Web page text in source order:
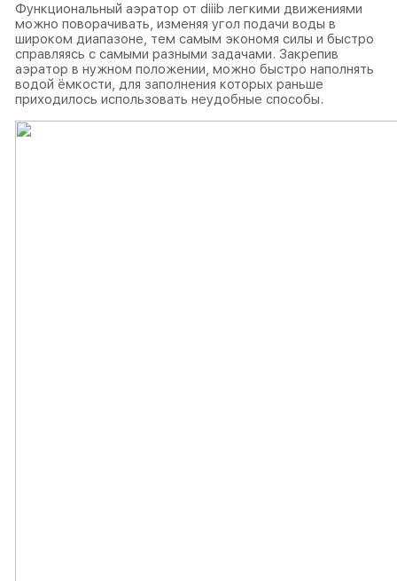
Функциональный аэратор от diiib легкими движениями
можно поворачивать, изменяя угол подачи воды в
широком диапазоне, тем самым экономя силы и быстро
справляясь с самыми разными задачами. Закрепив
аэратор в нужном положении, можно быстро наполнять
водой ёмкости, для заполнения которых раньше
приходилось использовать неудобные способы.